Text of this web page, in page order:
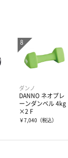
ダンノ
DANNO ネオプレ
ーンダンベル 4kg
×2 F
￥7,040 （税込）